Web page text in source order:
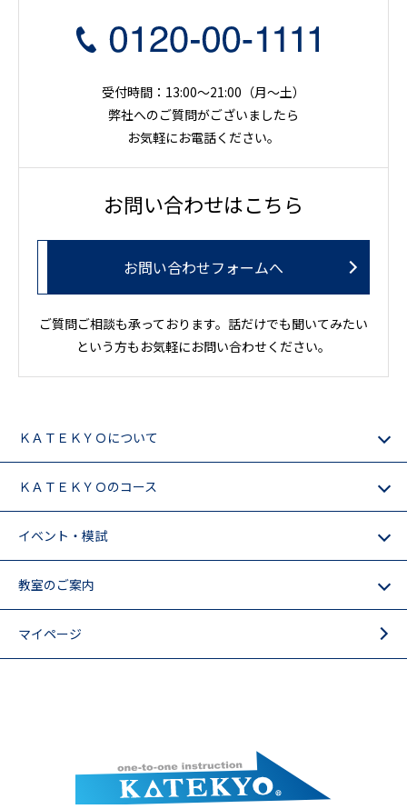
受付時間：13:00～21:00（月〜土）
弊社へのご質問がございましたら
お気軽にお電話ください。
お問い合わせはこちら
お問い合わせフォームへ
ご質問ご相談も承っております。話だけでも聞いてみたい
という方もお気軽にお問い合わせください。
ＫＡＴＥＫＹＯについて
ＫＡＴＥＫＹＯのコース
イベント・模試
教室のご案内
マイページ